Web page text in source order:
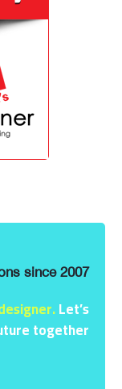
since 2007
Let’s
together!